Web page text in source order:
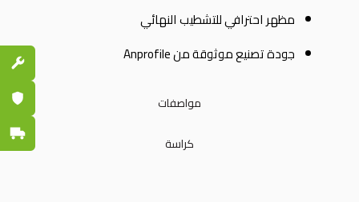
مواصفات
كراسة
مظهر احترافي للتشطيب النهائي
جودة تصنيع موثوقة من Anprofile
قطع
ضمان